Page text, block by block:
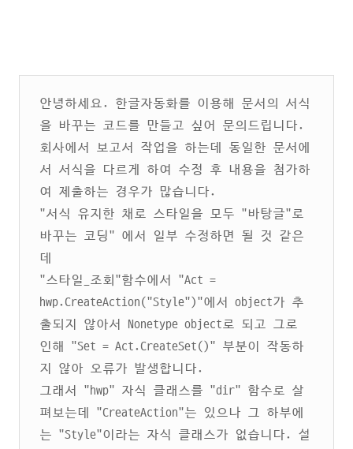
안녕하세요. 한글자동화를 이용해 문서의 서식
을 바꾸는 코드를 만들고 싶어 문의드립니다.
회사에서 보고서 작업을 하는데 동일한 문서에
서 서식을 다르게 하여 수정 후 내용을 첨가하
여 제출하는 경우가 많습니다.
"서식 유지한 채로 스타일을 모두 "바탕글"로
바꾸는 코딩" 에서 일부 수정하면 될 것 같은
데
"스타일_조회"함수에서 "Act =
hwp.CreateAction("Style")"에서 object가 추
출되지 않아서 Nonetype object로 되고 그로
인해 "Set = Act.CreateSet()" 부분이 작동하
지 않아 오류가 발생합니다.
그래서 "hwp" 자식 클래스를 "dir" 함수로 살
펴보는데 "CreateAction"는 있으나 그 하부에
는 "Style"이라는 자식 클래스가 없습니다. 설